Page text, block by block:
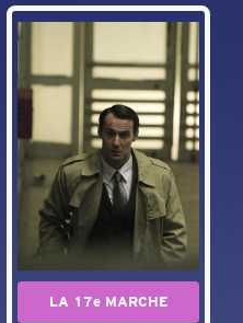
LA 17e MARCHE